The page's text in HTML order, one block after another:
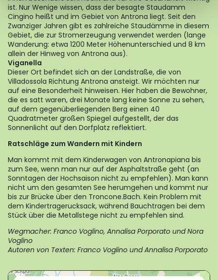
ist. Nur Wenige wissen, dass der besagte Staudamm
Cingino heißt und im Gebiet von Antrona liegt. Seit den
Zwanziger Jahren gibt es zahlreiche Staudämme in diesem
Gebiet, die zur Stromerzeugung verwendet werden (lange
Wanderung: etwa 1200 Meter Höhenunterschied und 8 km
allein der Hinweg von Antrona aus).
Viganella
Dieser Ort befindet sich an der Landstraße, die von
Villadossola Richtung Antrona ansteigt. Wir möchten nur
auf eine Besonderheit hinweisen. Hier haben die Bewohner,
die es satt waren, drei Monate lang keine Sonne zu sehen,
auf dem gegenüberliegenden Berg einen 40
Quadratmeter großen Spiegel aufgestellt, der das
Sonnenlicht auf den Dorfplatz reflektiert.
Ratschläge zum Wandern mit Kindern
Man kommt mit dem Kinderwagen von Antronapiana bis
zum See, wenn man nur auf der Asphaltstraße geht (an
Sonntagen der Hochsaison nicht zu empfehlen). Man kann
nicht um den gesamten See herumgehen und kommt nur
bis zur Brücke über den Troncone.Bach. Kein Problem mit
dem Kindertragerucksack, während Bauchtragen bei dem
Stück über die Metallstege nicht zu empfehlen sind.
Wegmacher: Franco Voglino, Annalisa Porporato und Nora
Voglino
Autoren von Texten: Franco Voglino und Annalisa Porporato